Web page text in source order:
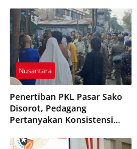
Etika Pelayanan
Nusantara
Penertiban PKL Pasar Sako
Disorot, Pedagang
Pertanyakan Konsistensi
Pungutan